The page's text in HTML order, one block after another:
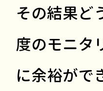
その結果ど
度のモニタ
に余裕がで